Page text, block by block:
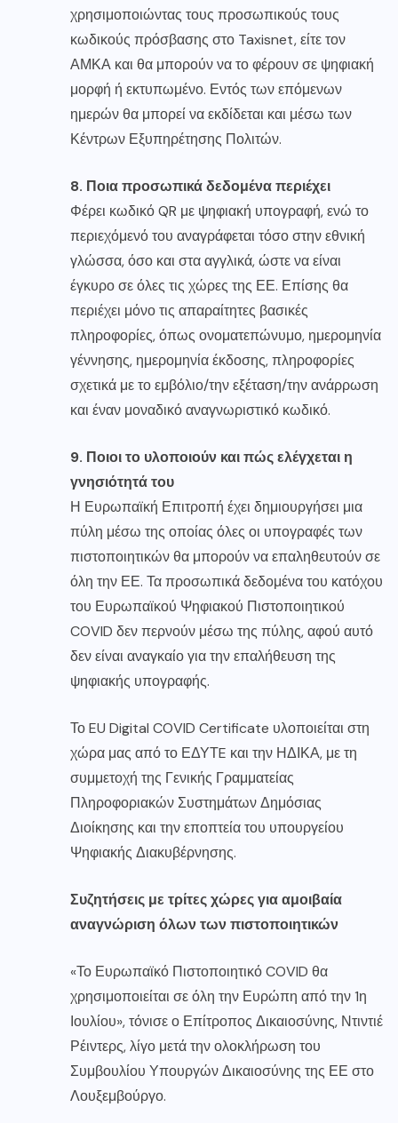
χρησιμοποιώντας τους προσωπικούς τους
κωδικούς πρόσβασης στο Taxisnet, είτε τον
ΑΜΚΑ και θα μπορούν να το φέρουν σε ψηφιακή
μορφή ή εκτυπωμένο. Εντός των επόμενων
ημερών θα μπορεί να εκδίδεται και μέσω των
Κέντρων Εξυπηρέτησης Πολιτών.
8. Ποια προσωπικά δεδομένα περιέχει
Φέρει κωδικό QR με ψηφιακή υπογραφή, ενώ το
περιεχόμενό του αναγράφεται τόσο στην εθνική
γλώσσα, όσο και στα αγγλικά, ώστε να είναι
έγκυρο σε όλες τις χώρες της ΕΕ. Επίσης θα
περιέχει μόνο τις απαραίτητες βασικές
πληροφορίες, όπως ονοματεπώνυμο, ημερομηνία
γέννησης, ημερομηνία έκδοσης, πληροφορίες
σχετικά με το εμβόλιο/την εξέταση/την ανάρρωση
και έναν μοναδικό αναγνωριστικό κωδικό.
9. Ποιοι το υλοποιούν και πώς ελέγχεται η
γνησιότητά του
Η Ευρωπαϊκή Επιτροπή έχει δημιουργήσει μια
πύλη μέσω της οποίας όλες οι υπογραφές των
πιστοποιητικών θα μπορούν να επαληθευτούν σε
όλη την ΕΕ. Τα προσωπικά δεδομένα του κατόχου
του Ευρωπαϊκού Ψηφιακού Πιστοποιητικού
COVID δεν περνούν μέσω της πύλης, αφού αυτό
δεν είναι αναγκαίο για την επαλήθευση της
ψηφιακής υπογραφής.
Το EU Digital COVID Certificate υλοποιείται στη
χώρα μας από το ΕΔΥΤE και την ΗΔΙΚΑ, με τη
συμμετοχή της Γενικής Γραμματείας
Πληροφοριακών Συστημάτων Δημόσιας
Διοίκησης και την εποπτεία του υπουργείου
Ψηφιακής Διακυβέρνησης.
Συζητήσεις με τρίτες χώρες για αμοιβαία
αναγνώριση όλων των πιστοποιητικών
«Το Ευρωπαϊκό Πιστοποιητικό COVID θα
χρησιμοποιείται σε όλη την Ευρώπη από την 1η
Ιουλίου», τόνισε ο Επίτροπος Δικαιοσύνης, Ντιντιέ
Ρέιντερς, λίγο μετά την ολοκλήρωση του
Συμβουλίου Υπουργών Δικαιοσύνης της ΕΕ στο
Λουξεμβούργο.